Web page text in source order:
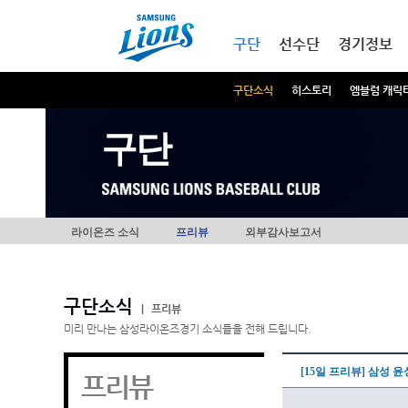
구단
구단소식 히스토리 엠블럼 캐릭
선수단 경기정보
구단
라이온즈 소식 프리뷰 외부감사보고서
구단소식
프리뷰
미리 만나는 삼성라이온즈경기 소식들을 전해 드립니다.
프리뷰 [15일 프리뷰] 삼성